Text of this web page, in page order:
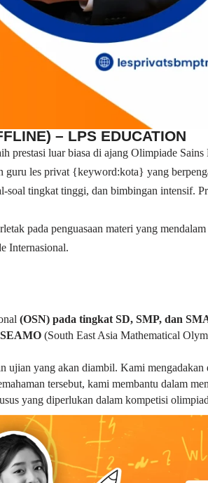
– LPS EDUCATION
luar biasa di ajang Olimpiade Sains
les privat {keyword:kota} yang
tingkat tinggi, dan bimbingan intensif.
pada penguasaan materi yang
Internasional.
(OSN) pada tingkat SD, SMP, dan
SEAMO (South East Asia Mathematical
yang akan diambil. Kami mengadakan
tersebut, kami membantu dalam
yang diperlukan dalam kompetisi